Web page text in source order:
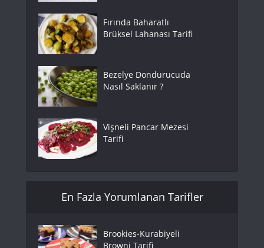
Fırında Baharatlı
Brüksel Lahanası Tarifi
Bezelye Dondurucuda
Nasıl Saklanır ?
Vişneli Pancar Mezesi
Tarifi
En Fazla Yorumlanan Tarifler
Brookies-Kurabiyeli
Browni Tarifi